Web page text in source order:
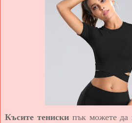
Късите тенискипък можете да